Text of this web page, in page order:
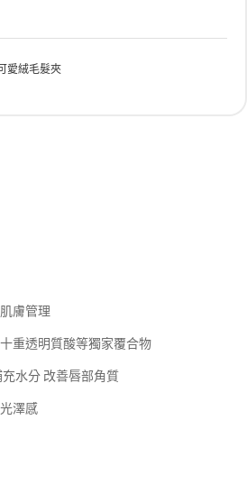
愛絨毛髮夾
膚管理
重透明質酸等獨家覆合物
水分 改善唇部角質
澤感